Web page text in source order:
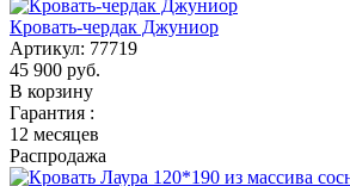
Кровать-чердак Джуниор
Артикул: 77719
45 900 руб.
В корзину
Гарантия :
12 месяцев
Распродажа